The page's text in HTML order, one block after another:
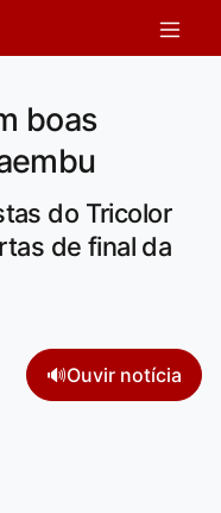
boas
do Tricolor
de final da
🔊Ouvir notícia